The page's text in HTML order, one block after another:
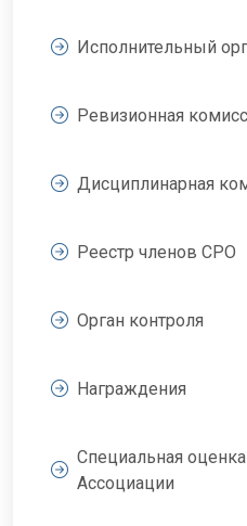
Исполнительный
Ревизионная
Дисциплинарная
Реестр членов СРО
Орган контроля
Награждения
Специальная
Ассоциации